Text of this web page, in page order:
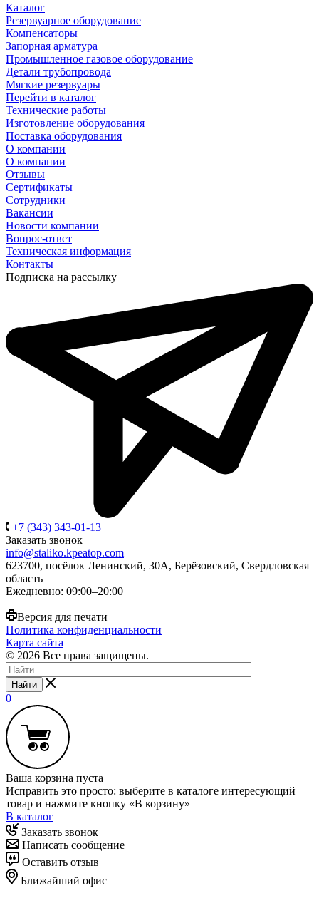
Каталог
Резервуарное оборудование
Компенсаторы
Запорная арматура
Промышленное газовое оборудование
Детали трубопровода
Мягкие резервуары
Перейти в каталог
Технические работы
Изготовление оборудования
Поставка оборудования
О компании
О компании
Отзывы
Сертификаты
Сотрудники
Вакансии
Новости компании
Вопрос-ответ
Техническая информация
Контакты
Подписка на рассылку
+7 (343) 343-01-13
Заказать звонок
info@staliko.kpeatop.com
623700, посёлок Ленинский, 30А, Берёзовский, Свердловская
область
Ежедневно: 09:00–20:00
Версия для печати
Политика конфиденциальности
Карта сайта
© 2026 Все права защищены.
Найти
0
Ваша корзина пуста
Исправить это просто: выберите в каталоге интересующий
товар и нажмите кнопку «В корзину»
В каталог
Заказать звонок
Написать сообщение
Оставить отзыв
Ближайший офис